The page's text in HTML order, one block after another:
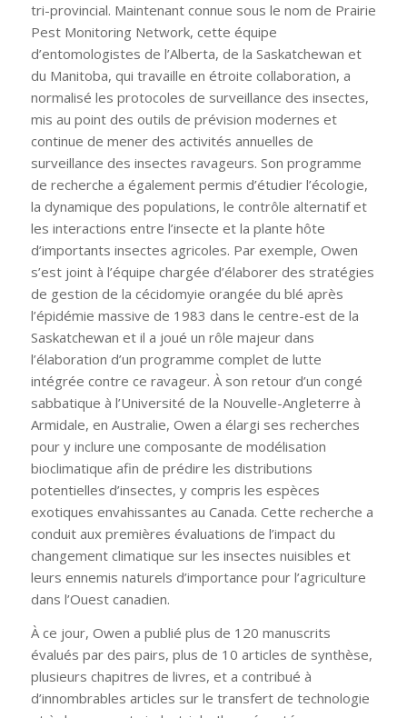
tri-provincial. Maintenant connue sous le nom de Prairie
Pest Monitoring Network, cette équipe
d’entomologistes de l’Alberta, de la Saskatchewan et
du Manitoba, qui travaille en étroite collaboration, a
normalisé les protocoles de surveillance des insectes,
mis au point des outils de prévision modernes et
continue de mener des activités annuelles de
surveillance des insectes ravageurs. Son programme
de recherche a également permis d’étudier l’écologie,
la dynamique des populations, le contrôle alternatif et
les interactions entre l’insecte et la plante hôte
d’importants insectes agricoles. Par exemple, Owen
s’est joint à l’équipe chargée d’élaborer des stratégies
de gestion de la cécidomyie orangée du blé après
l’épidémie massive de 1983 dans le centre-est de la
Saskatchewan et il a joué un rôle majeur dans
l’élaboration d’un programme complet de lutte
intégrée contre ce ravageur. À son retour d’un congé
sabbatique à l’Université de la Nouvelle-Angleterre à
Armidale, en Australie, Owen a élargi ses recherches
pour y inclure une composante de modélisation
bioclimatique afin de prédire les distributions
potentielles d’insectes, y compris les espèces
exotiques envahissantes au Canada. Cette recherche a
conduit aux premières évaluations de l’impact du
changement climatique sur les insectes nuisibles et
leurs ennemis naturels d’importance pour l’agriculture
dans l’Ouest canadien.
À ce jour, Owen a publié plus de 120 manuscrits
évalués par des pairs, plus de 10 articles de synthèse,
plusieurs chapitres de livres, et a contribué à
d’innombrables articles sur le transfert de technologie